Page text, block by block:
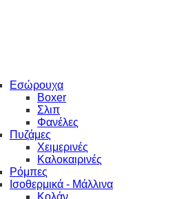
Εσώρουχα
Boxer
Σλιπ
Φανέλες
Πυζάμες
Χειμερινές
Καλοκαιρινές
Ρόμπες
Ισοθερμικά - Μάλλινα
Κολάν